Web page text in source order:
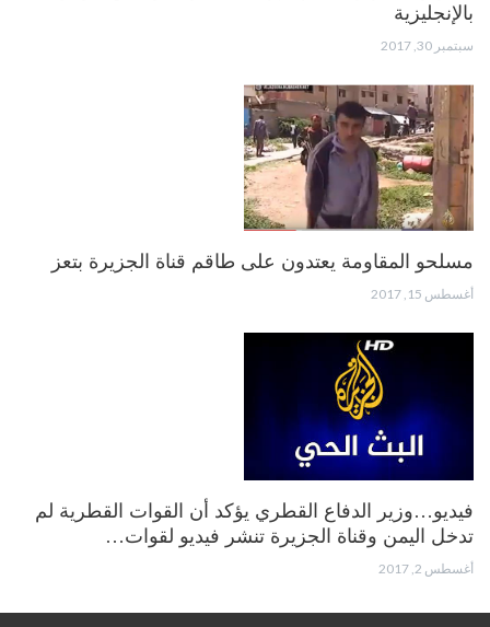
بالإنجليزية
سبتمبر 30, 2017
مسلحو المقاومة يعتدون على طاقم قناة الجزيرة بتعز
أغسطس 15, 2017
فيديو…وزير الدفاع القطري يؤكد أن القوات القطرية لم
تدخل اليمن وقناة الجزيرة تنشر فيديو لقوات…
أغسطس 2, 2017